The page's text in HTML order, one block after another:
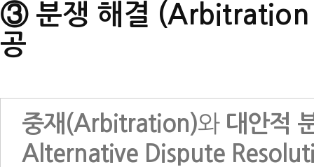
③ 분쟁 해결 (Arbitration
공
중재(Arbitration)와대안적
Alternative Dispute